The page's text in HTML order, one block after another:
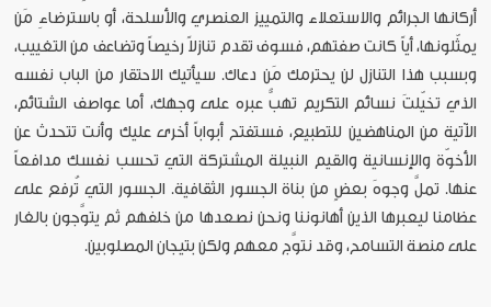
أركانها الجرائم والاستعلاء والتمييز العنصري والأسلحة، أو باسترضاءِ مَن
يمثّلونها، أياً كانت صفتهم، فسوف تقدم تنازلاً رخيصاً وتضاعف من التغييب،
وبسبب هذا التنازل لن يحترمك مَن دعاك. سيأتيك الاحتقار من الباب نفسه
الذي تخيّلتَ نسائم التكريم تهبُّ عبره على وجهك، أما عواصف الشتائم،
الآتية من المناهضين للتطبيع، فستفتح أبواباً أخرى عليك وأنت تتحدث عن
الأخوّة والإنسانية والقيم النبيلة المشتركة التي تحسب نفسك مدافعاً
عنها. تملَّ وجوهَ بعضٍ من بناة الجسور الثقافية. الجسور التي تُرفع على
عظامنا ليعبرها الذين أهانوننا ونحن نصعدها من خلفهم ثم يتوَّجون بالغار
على منصة التسامح، وقد نتوَّج معهم ولكن بتيجان المصلوبين.